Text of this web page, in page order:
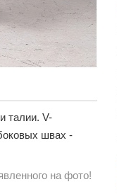
талии. V-
швах -
на фото!